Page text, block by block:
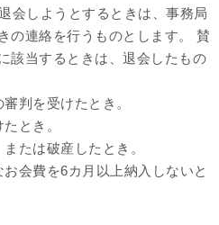
しようとするときは、事務局
の連絡を行うものとします。 賛
該当するときは、退会したもの
判を受けたとき。
とき。
たは破産したとき。
会費を6カ月以上納入しないと